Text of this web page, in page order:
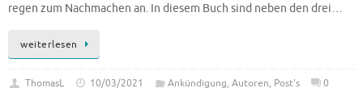
regen zum Nachmachen an. In diesem Buch sind neben den drei…
weiterlesen
ThomasL 10/03/2021 Ankündigung, Autoren, Post's 0